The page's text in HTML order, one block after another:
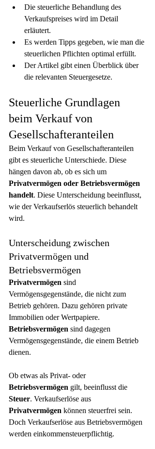
Die steuerliche Behandlung des
Verkaufspreises wird im Detail
erläutert.
Es werden Tipps gegeben, wie man die
steuerlichen Pflichten optimal erfüllt.
Der Artikel gibt einen Überblick über
die relevanten Steuergesetze.
Steuerliche Grundlagen
beim Verkauf von
Gesellschafteranteilen
Beim Verkauf von Gesellschafteranteilen
gibt es steuerliche Unterschiede. Diese
hängen davon ab, ob es sich um
Privatvermögen oder Betriebsvermögen
handelt. Diese Unterscheidung beeinflusst,
wie der Verkaufserlös steuerlich behandelt
wird.
Unterscheidung zwischen
Privatvermögen und
Betriebsvermögen
Privatvermögen sind
Vermögensgegenstände, die nicht zum
Betrieb gehören. Dazu gehören private
Immobilien oder Wertpapiere.
Betriebsvermögen sind dagegen
Vermögensgegenstände, die einem Betrieb
dienen.
Ob etwas als Privat- oder
Betriebsvermögen gilt, beeinflusst die
Steuer. Verkaufserlöse aus
Privatvermögen können steuerfrei sein.
Doch Verkaufserlöse aus Betriebsvermögen
werden einkommensteuerpflichtig.